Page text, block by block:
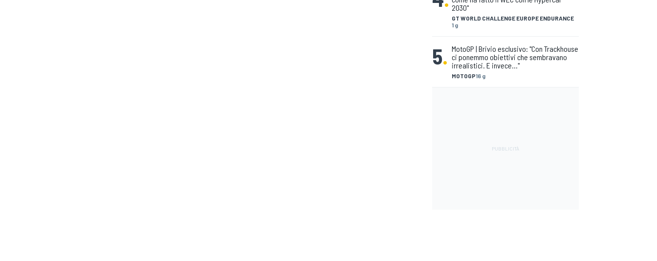
GT WORLD CHALLENGE EUROPE ENDURANCE
1 g
2030"
5.
MOTOGP16 g
MotoGP | Brivio esclusivo: "Con Trackhouse
ci ponemmo obiettivi che sembravano
irrealistici. E invece..."